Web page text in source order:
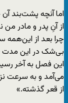
اما آنچه پشت‌بند
از آنِ پدر و مادر
چرا بعد از
بی‌شک در این مدت
این فصل به آخر
می‌آمد و به سرعت
از قعر گذشته.»